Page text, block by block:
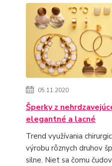
05.11.2020
Šperky z
elegantné a lacné
Trend využívania
výrobu rôznych druhov
silne. Niet sa čomu